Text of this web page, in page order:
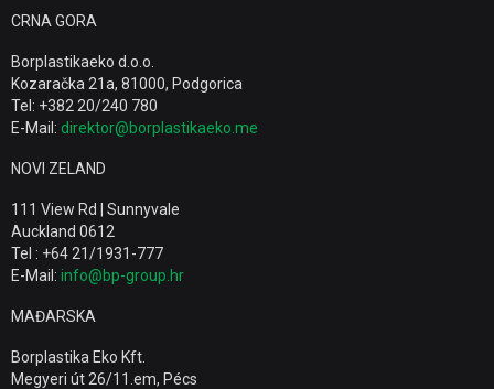
CRNA GORA
Borplastikaeko d.o.o.
Kozaračka 21a, 81000, Podgorica
Tel: +382 20/240 780
E-Mail: direktor@borplastikaeko.me
NOVI ZELAND
111 View Rd | Sunnyvale
Auckland 0612
Tel : +64 21/1931-777
E-Mail: info@bp-group.hr
MAĐARSKA
Borplastika Eko Kft.
Megyeri út 26/11.em, Pécs